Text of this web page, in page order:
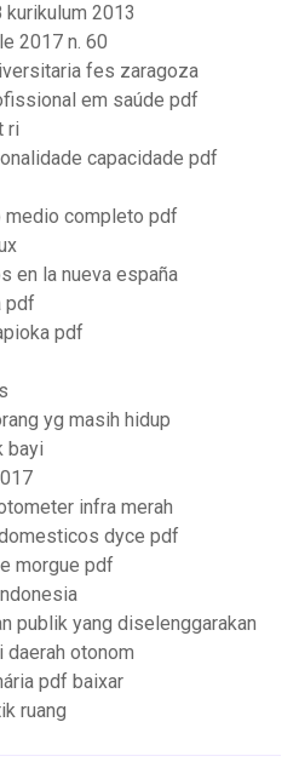
2013
2017 n. 60
fes zaragoza
em saúde pdf
ri
capacidade pdf
completo pdf
en la nueva españa
pdf
pdf
yg masih hidup
bayi
infra merah
dyce pdf
morgue pdf
publik yang diselenggarakan
daerah otonom
pdf baixar
ruang